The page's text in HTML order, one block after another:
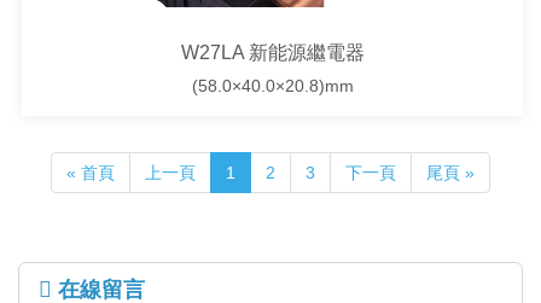
W27LA 新能源繼電器
(58.0×40.0×20.8)mm
« 首頁 上一頁 1 2 3 下一頁 尾頁 »
在線留言